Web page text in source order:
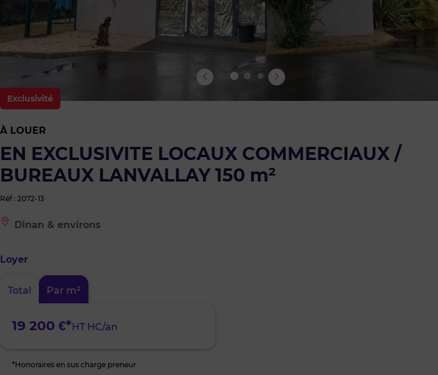
Exclusivité
À LOUER
EN EXCLUSIVITE LOCAUX COMMERCIAUX /
BUREAUX LANVALLAY 150 m²
Réf : 2072-13
Le
bien
à
Dinan
&
environs
Dinan & environs
Loyer
Total Par m²
19 200 €*HT HC/an
*Honoraires en sus charge preneur